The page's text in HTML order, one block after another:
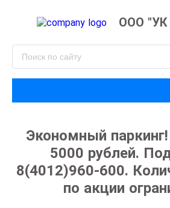
ООО "УК
Экономный
5000 рублей.
8(4012)960-600.
по акции